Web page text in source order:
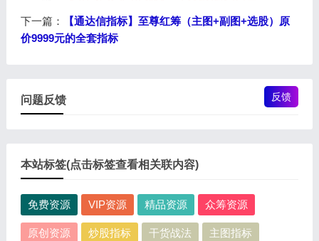
下一篇：
【通达信指标】至尊红筹（主图+副图+选股）原
价9999元的全套指标
问题反馈 反馈
本站标签(点击标签查看相关联内容)
免费资源 VIP资源 精品资源 众筹资源
原创资源 炒股指标 干货战法 主图指标